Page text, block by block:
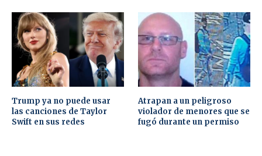
Trump ya no puede usar
las canciones de Taylor
Swift en sus redes
Atrapan a un peligroso
violador de menores que se
fugó durante un permiso